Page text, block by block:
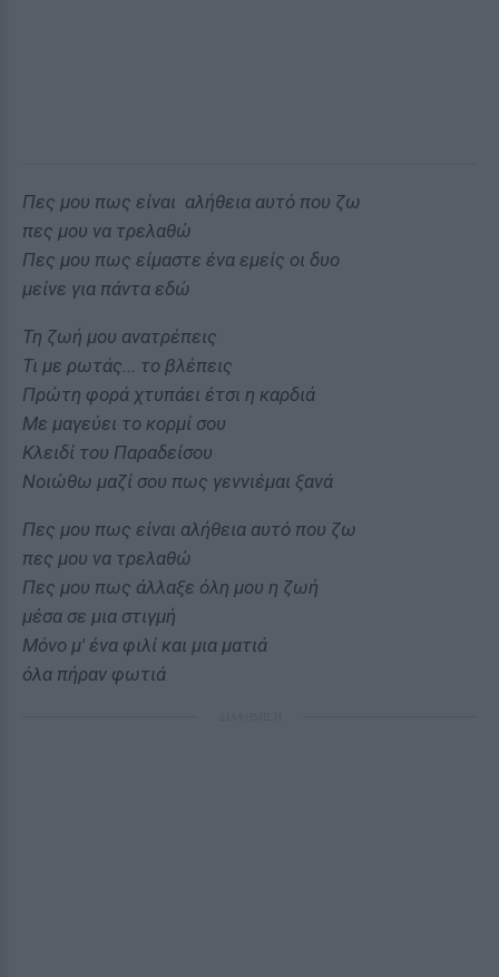
Πες µου πως είναι αλήθεια αυτό που ζω
πες µου να τρελαθώ
Πες µου πως είµαστε ένα εµείς οι δυο
µείνε για πάντα εδώ
Τη ζωή µου ανατρέπεις
Τι µε ρωτάς... το βλέπεις
Πρώτη φορά χτυπάει έτσι η καρδιά
Με µαγεύει το κορµί σου
Κλειδί του Παραδείσου
Νοιώθω µαζί σου πως γεννιέµαι ξανά
Πες µου πως είναι αλήθεια αυτό που ζω
πες µου να τρελαθώ
Πες µου πως άλλαξε όλη µου η ζωή
µέσα σε µια στιγµή
Μόνο µ' ένα φιλί και µια µατιά
όλα πήραν φωτιά